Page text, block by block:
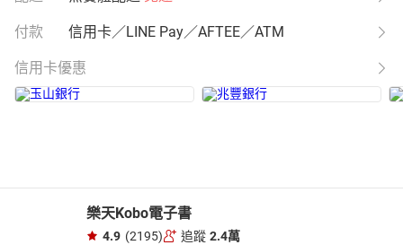
付款 信用卡／LINE Pay／AFTEE／ATM
信用卡優惠
樂天Kobo電子書
4.9 (2195) 追蹤 2.4萬